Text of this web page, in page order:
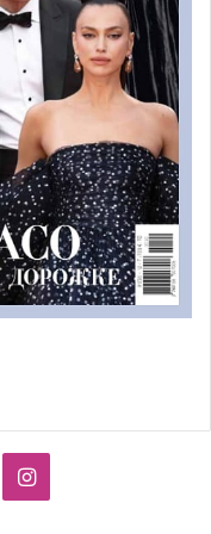
стало появление
Франции. Дом
ценителей
— француз.
вот уже второй
продажа года»
ушел легендарный
года, ставший
автомобилем в
Instagram